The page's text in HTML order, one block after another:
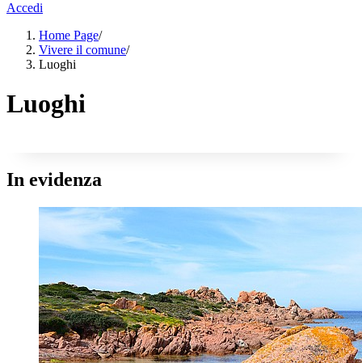
Accedi
Home Page/
Vivere il comune/
Luoghi
Luoghi
In evidenza